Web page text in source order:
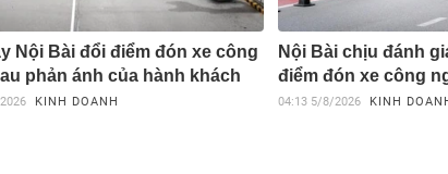
Nội Bài đổi điểm đón xe công
phản ánh của hành khách
KINH DOANH
Nội Bài chịu đánh
điểm đón xe công
04:13 5/8/2026 KINH